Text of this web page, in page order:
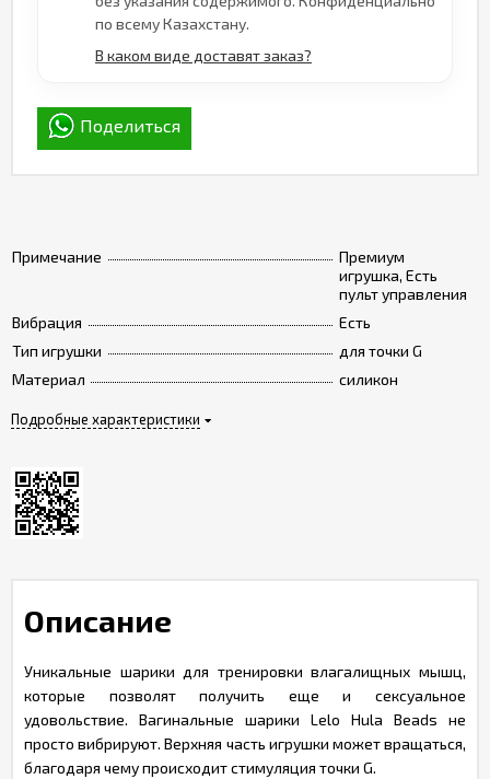
Примечание
Премиум
игрушка, Есть
пульт управления
Вибрация
Есть
Тип игрушки
для точки G
Материал
силикон
Подробные характеристики
по всему Казахстану.
В каком виде доставят заказ?
Поделиться
Описание
Уникальные шарики для тренировки влагалищных мышц,
которые позволят получить еще и сексуальное
удовольствие. Вагинальные шарики Lelo Hula Beads не
просто вибрируют. Верхняя часть игрушки может вращаться,
благодаря чему происходит стимуляция точки G.